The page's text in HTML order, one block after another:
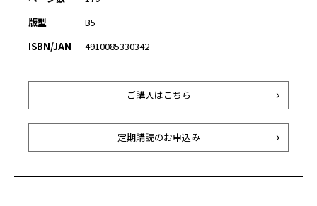
版型
B5
ISBN/JAN
4910085330342
ご購入はこちら
定期購読のお申込み